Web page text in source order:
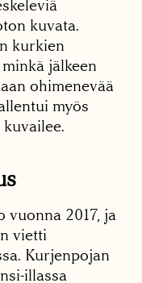
kuvata.
kurkien
jälkeen
ohimenevää
myös
vuonna 2017, ja
vietti
Kurjenpojan
illassa